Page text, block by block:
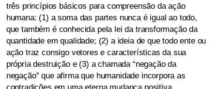
três princípios básicos para compreensão da ação
humana: (1) a soma das partes nunca é igual ao todo,
que também é conhecida pela lei da transformação da
quantidade em qualidade; (2) a ideia de que todo ente ou
ação traz consigo vetores e características da sua
própria destruição e (3) a chamada “negação da
negação” que afirma que humanidade incorpora as